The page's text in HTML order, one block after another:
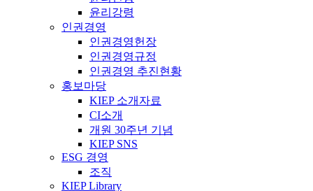
윤리강령
인권경영
인권경영헌장
인권경영규정
인권경영 추진현황
홍보마당
KIEP 소개자료
CI소개
개원 30주년 기념
KIEP SNS
ESG 경영
조직
KIEP Library